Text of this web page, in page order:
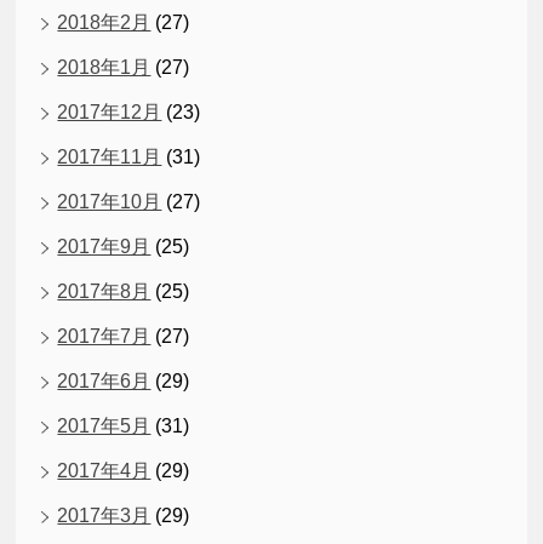
2018年2月 (27)
2018年1月 (27)
2017年12月 (23)
2017年11月 (31)
2017年10月 (27)
2017年9月 (25)
2017年8月 (25)
2017年7月 (27)
2017年6月 (29)
2017年5月 (31)
2017年4月 (29)
2017年3月 (29)